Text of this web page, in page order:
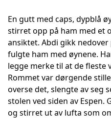
En gutt med caps, dypblå
stirret opp på ham med et
ansiktet. Abdi gikk
fulgte ham med øynene.
legge merke til at de fleste
Rommet var dørgende
overse det, slengte av seg
stolen ved siden av Espen.
og stirret ut av lufta som